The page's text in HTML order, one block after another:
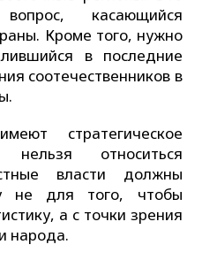
касающийся
Кроме того, нужно
в последние
соотечественников в
стратегическое
относиться
власти должны
не для того, чтобы
а с точки зрения
народа.